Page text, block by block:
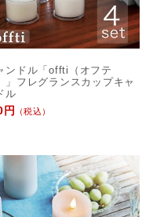
ンドル「offti（オフテ
」フレグランスカップキャ
ル
円
（税込）